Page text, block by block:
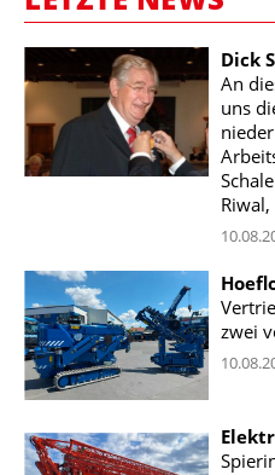
Dick
An
uns
zwei